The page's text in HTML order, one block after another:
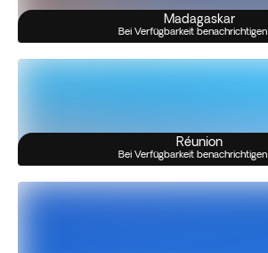
Madagaskar
Bei Verfügbarkeit benachrichtigen
Réunion
Bei Verfügbarkeit benachrichtigen